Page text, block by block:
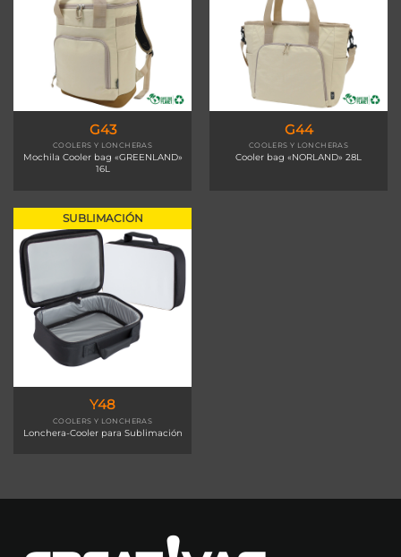
G43
COOLERS Y LONCHERAS
Mochila Cooler bag «GREENLAND»
16L
G44
COOLERS Y LONCHERAS
Cooler bag «NORLAND» 28L
SUBLIMACIÓN
Y48
COOLERS Y LONCHERAS
Lonchera-Cooler para Sublimación